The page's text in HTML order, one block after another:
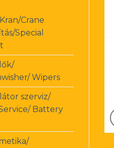
Crane
Special
Wipers
szerviz/
Battery